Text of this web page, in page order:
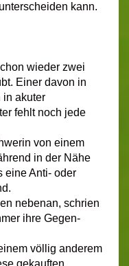
kann.
wieder zwei
Einer davon in
in akuter
fehlt noch jede
von einem
in der Nähe
eine Anti- oder
nebenan, schrien
ihre Gegen-
völlig anderem